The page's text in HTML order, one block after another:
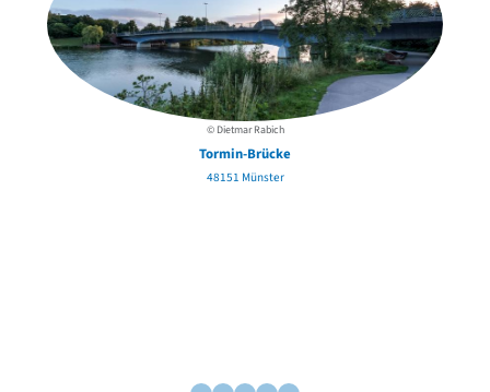
© Dietmar Rabich
Tormin-Brücke
48151 Münster